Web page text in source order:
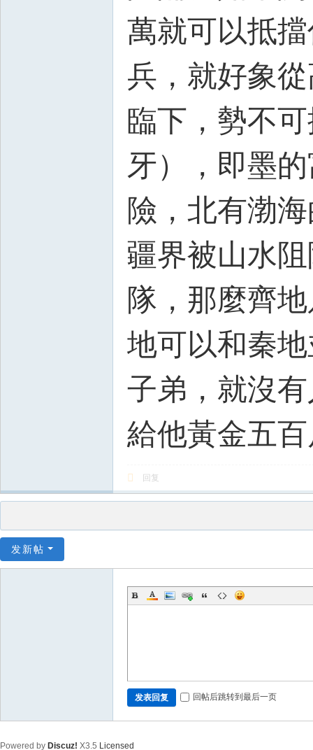
萬就可以抵
兵，就好象
臨下，勢不
牙），即墨
險，北有渤
疆界被山水
隊，那麼齊
地可以和秦
子弟，就沒有
給他黃金五
回复
发新帖
发表回复 回帖后跳转到最后一页
Powered by Discuz! X3.5 Licensed